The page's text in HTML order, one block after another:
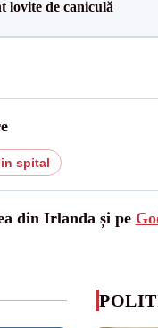
lovite de caniculă
spital
din Irlanda și pe